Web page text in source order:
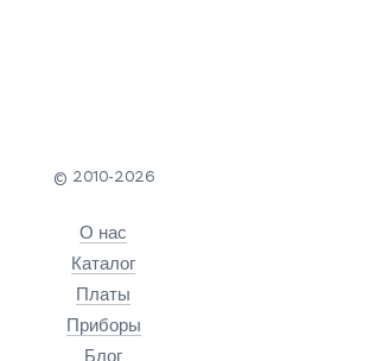
© 2010-2026
О нас
Каталог
Платы
Приборы
Блог